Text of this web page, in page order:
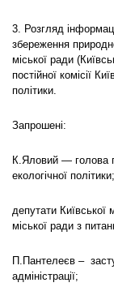
3. Розгляд
збереження
міської ради
постійної комісії
політики.
Запрошені:
К.Яловий — голова
екологічної політики;
депутати Київської
міської ради з
П.Пантелеєв –
адміністрації;